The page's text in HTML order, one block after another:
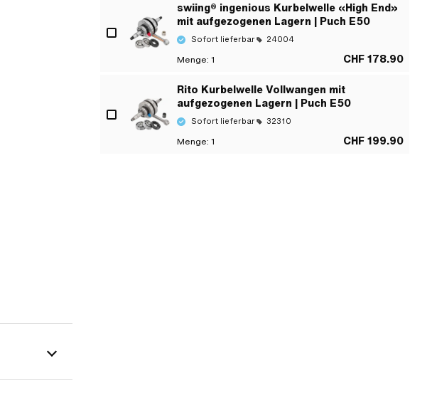
swiing® ingenious Kurbelwelle «High End»
mit aufgezogenen Lagern | Puch E50
Sofort lieferbar 24004
Menge: 1 CHF 178.90
Rito Kurbelwelle Vollwangen mit
aufgezogenen Lagern | Puch E50
Sofort lieferbar 32310
Menge: 1 CHF 199.90